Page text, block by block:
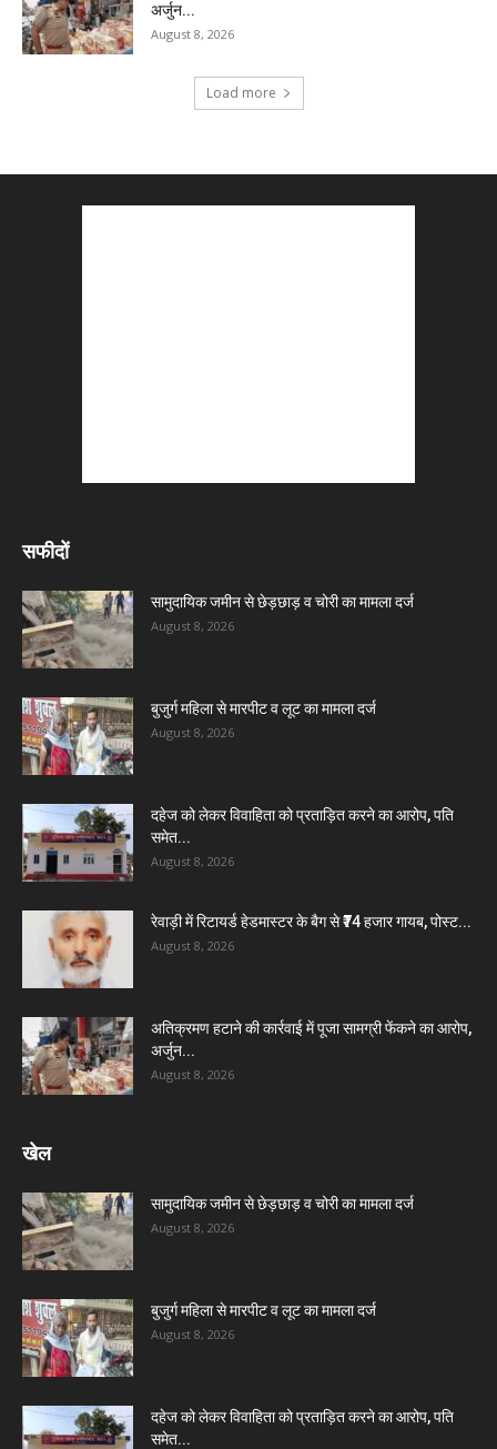
अर्जुन...
August 8, 2026
Load more
सफीदों
सामुदायिक जमीन से छेड़छाड़ व चोरी का मामला दर्ज
August 8, 2026
बुजुर्ग महिला से मारपीट व लूट का मामला दर्ज
August 8, 2026
दहेज को लेकर विवाहिता को प्रताड़ित करने का आरोप, पति
समेत...
August 8, 2026
रेवाड़ी में रिटायर्ड हेडमास्टर के बैग से ₹74 हजार गायब, पोस्ट...
August 8, 2026
अतिक्रमण हटाने की कार्रवाई में पूजा सामग्री फेंकने का आरोप,
अर्जुन...
August 8, 2026
खेल
सामुदायिक जमीन से छेड़छाड़ व चोरी का मामला दर्ज
August 8, 2026
बुजुर्ग महिला से मारपीट व लूट का मामला दर्ज
August 8, 2026
दहेज को लेकर विवाहिता को प्रताड़ित करने का आरोप, पति
समेत...